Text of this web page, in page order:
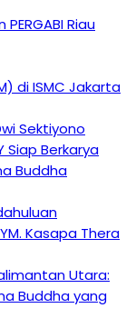
Riau
di ISMC Jakarta
Sektiyono
Siap Berkarya
Buddha
Kasapa Thera
Utara:
Buddha yang